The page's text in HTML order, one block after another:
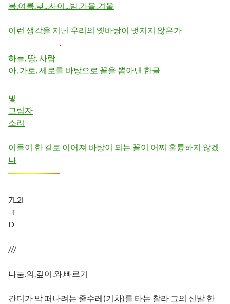
봄.여름.낮...사이...밤.가을.겨울
이런 생각을 지닌 우리의 옛바탕이 멋지지 않은가
하늘, 땅, 사람
아, 가로, 세로를 바탕으로 꼴을 뽑아낸 한글
빛
그림자
소리
이들이 한 길로 이어져 바탕이 되는 꼴이 어찌 훌륭하지 않겠
나
7L2l
-T
D
///
나눔.의.깊이.와.빠르기
간디가 막 떠나려는 줄수레(기차)를 타는 찰라 그의 신발 한